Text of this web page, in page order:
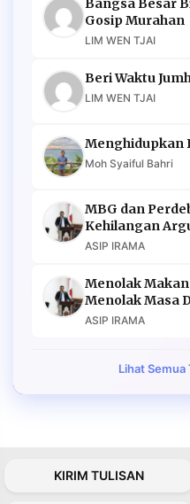
Bangsa Besar
Gosip Murahan
LIM WEN TJAI
Beri Waktu
LIM WEN TJAI
Menghidupkan
Moh Syaiful Bahri
MBG dan
Kehilangan
ASIP IRAMA
Menolak
Menolak Masa
ASIP IRAMA
Lihat
KIRIM TULISAN